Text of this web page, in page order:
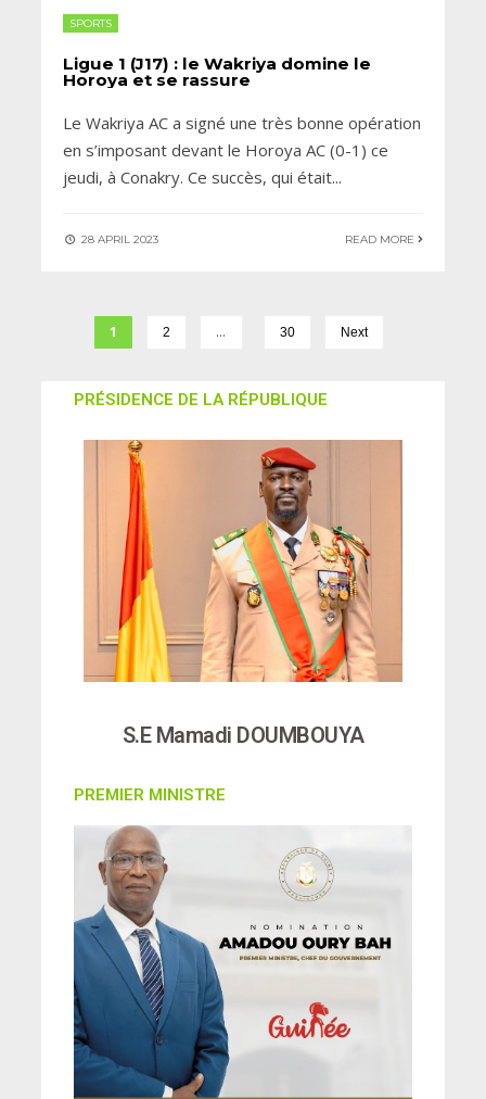
SPORTS
Ligue 1 (J17) : le Wakriya domine le
Horoya et se rassure
Le Wakriya AC a signé une très bonne opération
en s’imposant devant le Horoya AC (0-1) ce
jeudi, à Conakry. Ce succès, qui était...
28 APRIL 2023 READ MORE
1 2 … 30 Next
PRÉSIDENCE DE LA RÉPUBLIQUE
S.E Mamadi DOUMBOUYA
PREMIER MINISTRE